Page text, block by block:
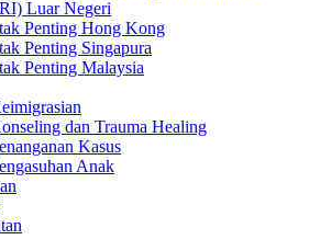
Luar Negeri
Penting Hong Kong
Penting Singapura
Penting Malaysia
dan Trauma Healing
Kasus
Anak